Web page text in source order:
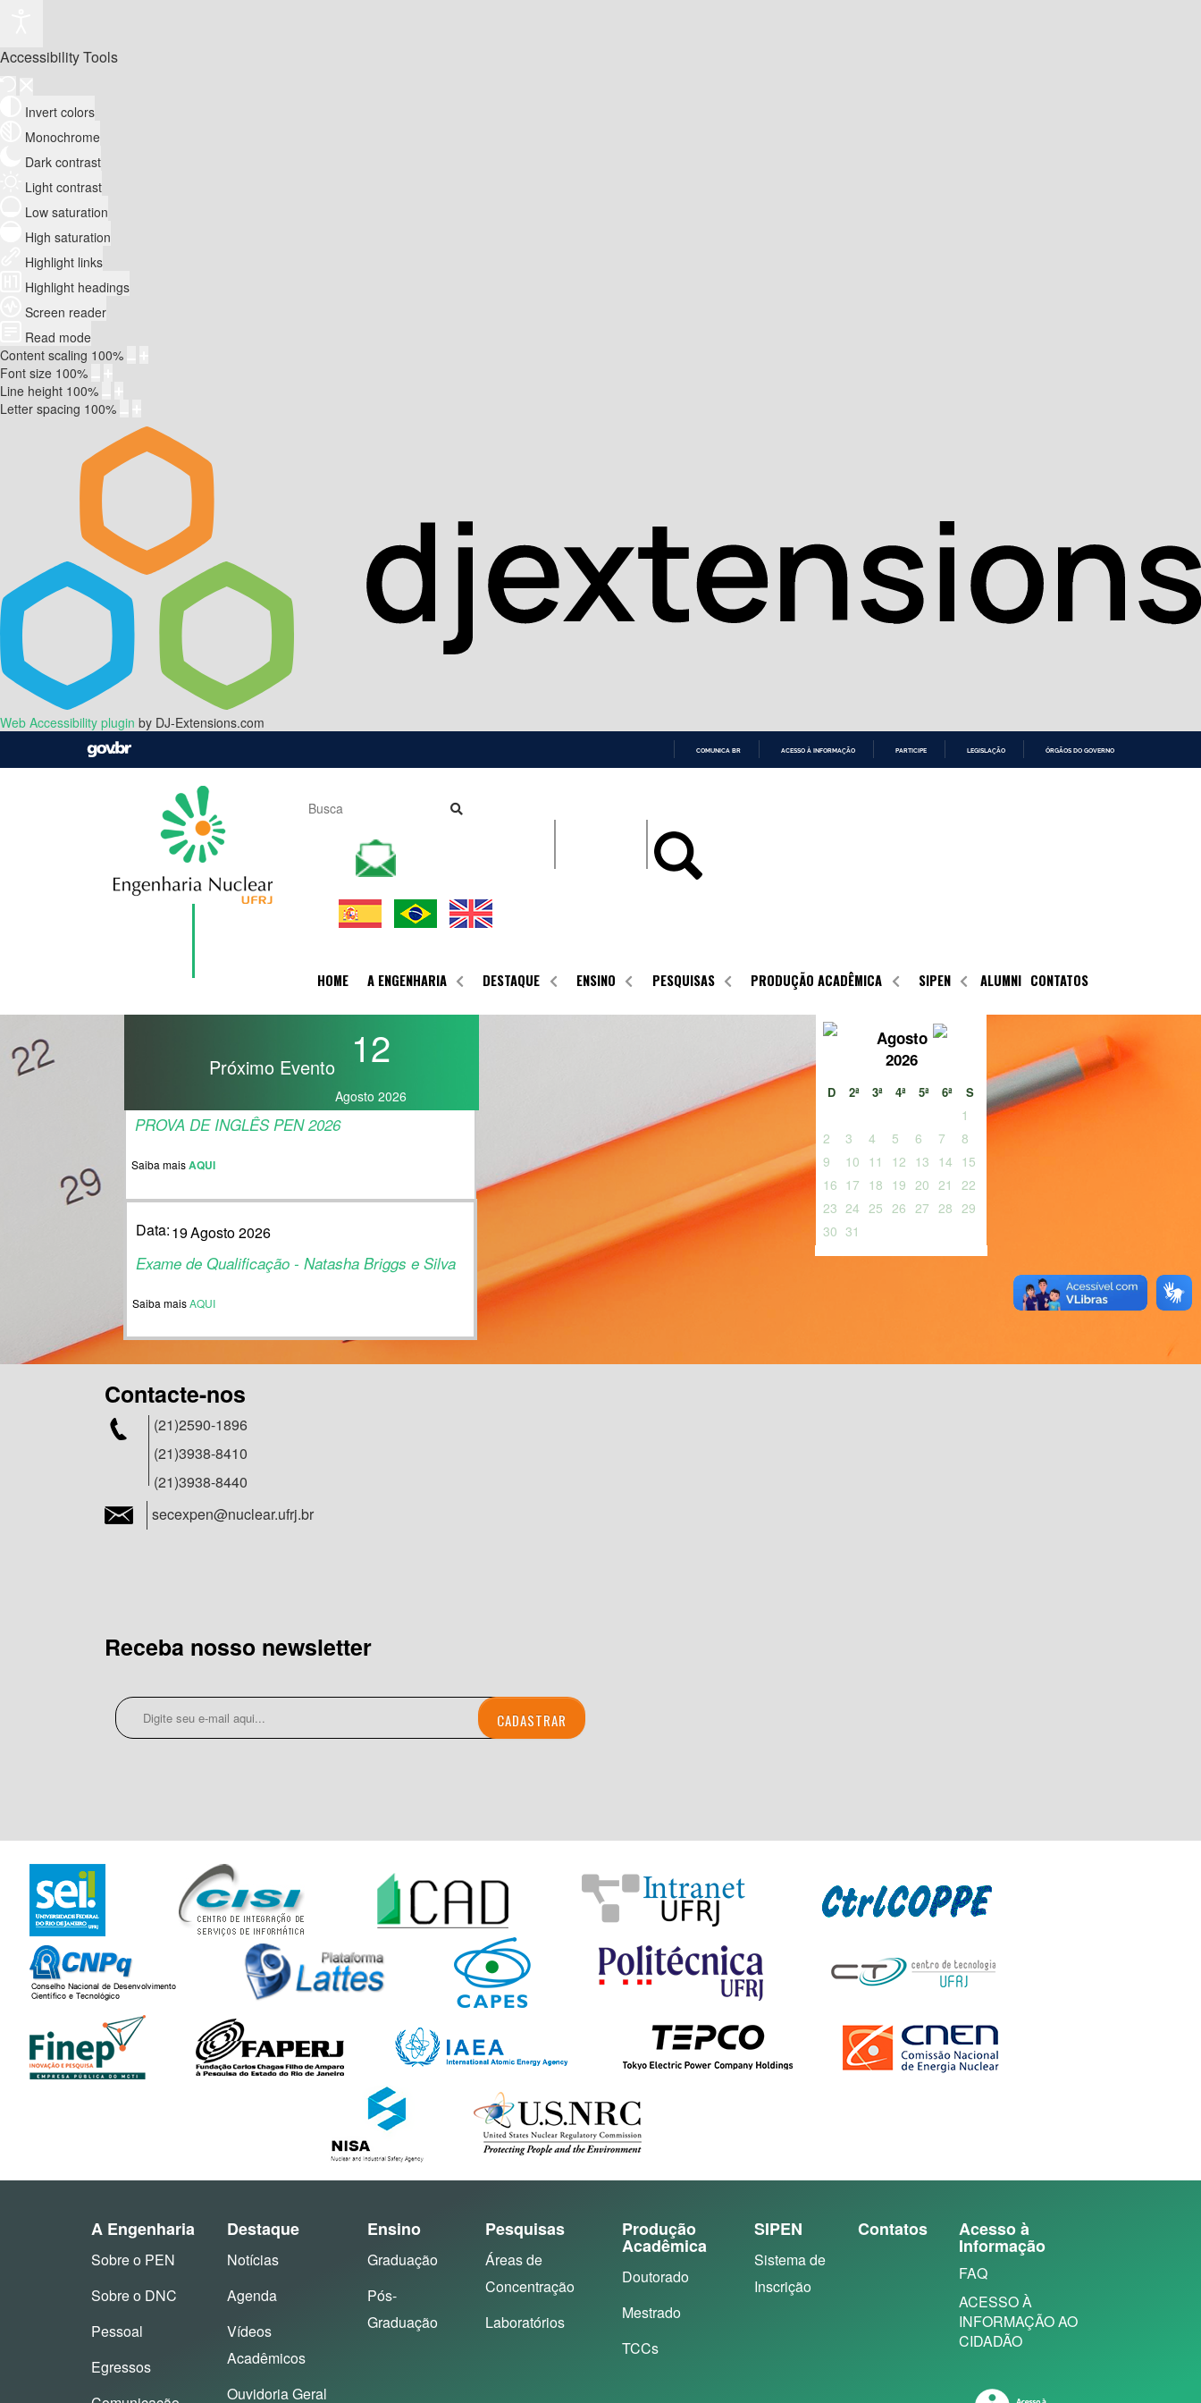
Accessibility Tools
Invert colors
Monochrome
Dark contrast
Light contrast
Low saturation
High saturation
Highlight links
Highlight headings
Screen reader
Read mode
Content scaling 100%
Font size 100%
Line height 100%
Letter spacing 100%
Web Accessibility plugin by DJ-Extensions.com
COMUNICA BR ACESSO À INFORMAÇÃO PARTICIPE LEGISLAÇÃO ÓRGÃOS DO GOVERNO
HOME A ENGENHARIA DESTAQUE ENSINO PESQUISAS PRODUÇÃO ACADÊMICA SIPEN ALUMNI CONTATOS
Próximo Evento 12
Agosto 2026
PROVA DE INGLÊS PEN 2026
Saiba maisAQUI
Data:19Agosto 2026
Exame de Qualificação - Natasha Briggs e Silva
Saiba maisAQUI
Agosto
2026
D 2ª 3ª 4ª 5ª 6ª S
1
2
3 4 5 6 7
8
9
10 11 12 13 14 15
16 17 18 19 20 21
22
23 24 25 26 27 28 29
30 31
Contacte-nos
(21)2590-1896
(21)3938-8410
(21)3938-8440
secexpen@nuclear.ufrj.br
Receba nosso newsletter
CADASTRAR
A Engenharia
Sobre o PEN
Sobre o DNC
Pessoal
Egressos
Destaque
Notícias
Agenda
Vídeos
Acadêmicos
Ouvidoria Geral
Ensino
Graduação
Pós-
Graduação
Pesquisas
Áreas de
Concentração
Laboratórios
Produção
Acadêmica
Doutorado
Mestrado
TCCs
SIPEN
Sistema de
Inscrição
Contatos Acesso à
Informação
FAQ
ACESSO À
INFORMAÇÃO AO
CIDADÃO